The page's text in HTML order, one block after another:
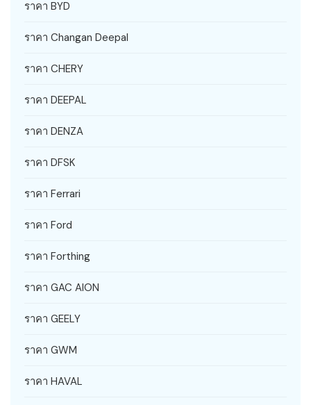
ราคา BYD
ราคา Changan Deepal
ราคา CHERY
ราคา DEEPAL
ราคา DENZA
ราคา DFSK
ราคา Ferrari
ราคา Ford
ราคา Forthing
ราคา GAC AION
ราคา GEELY
ราคา GWM
ราคา HAVAL